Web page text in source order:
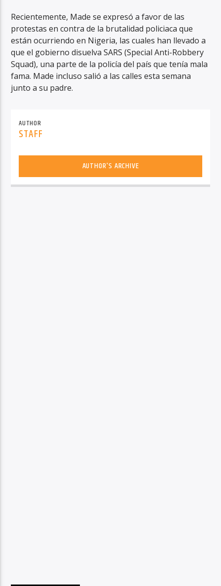
Recientemente, Made se expresó a favor de las
protestas en contra de la brutalidad policiaca que
están ocurriendo en Nigeria, las cuales han llevado a
que el gobierno disuelva SARS (Special Anti-Robbery
Squad), una parte de la policía del país que tenía mala
fama. Made incluso salió a las calles esta semana
junto a su padre.
AUTHOR
STAFF
AUTHOR'S ARCHIVE